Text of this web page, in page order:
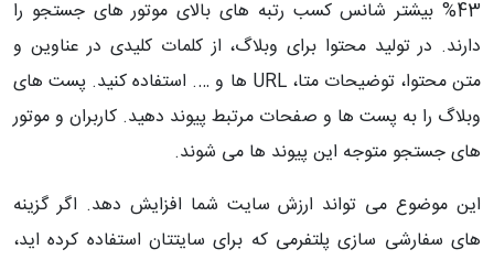
43% بیشتر شانس کسب رتبه های بالای موتور های جستجو را
دارند. در تولید محتوا برای وبلاگ، از کلمات کلیدی در عناوین و
متن محتوا، توضیحات متا، URL ها و …. استفاده کنید. پست های
وبلاگ را به پست ها و صفحات مرتبط پیوند دهید. کاربران و موتور
های جستجو متوجه این پیوند ها می شوند.
این موضوع می تواند ارزش سایت شما افزایش دهد. اگر گزینه
های سفارشی سازی پلتفرمی که برای سایتتان استفاده کرده اید،